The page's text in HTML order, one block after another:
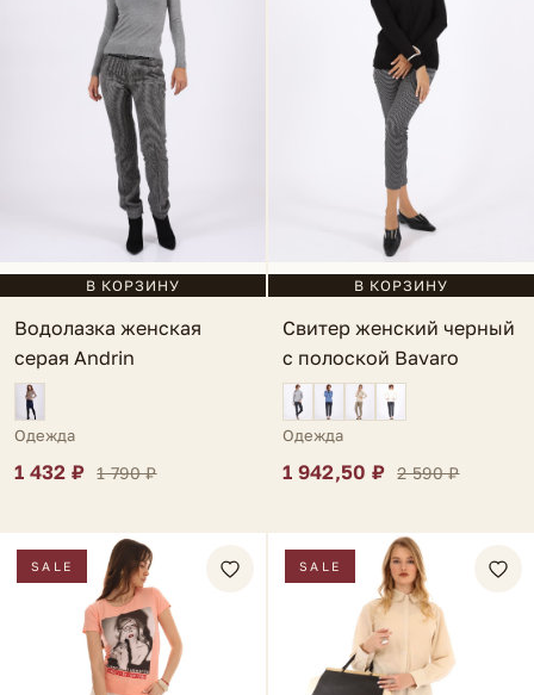
В КОРЗИНУ
Водолазка женская
серая Andrin
Одежда
1 432 ₽ 1 790 ₽
В КОРЗИНУ
Свитер женский черный
с полоской Bavaro
Одежда
1 942,50 ₽ 2 590 ₽
SALE SALE